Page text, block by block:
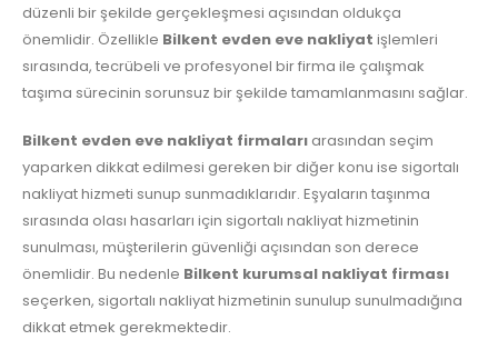
düzenli bir şekilde gerçekleşmesi açısından oldukça
önemlidir. Özellikle Bilkent evden eve nakliyat işlemleri
sırasında, tecrübeli ve profesyonel bir firma ile çalışmak
taşıma sürecinin sorunsuz bir şekilde tamamlanmasını sağlar.
Bilkent evden eve nakliyat firmaları arasından seçim
yaparken dikkat edilmesi gereken bir diğer konu ise sigortalı
nakliyat hizmeti sunup sunmadıklarıdır. Eşyaların taşınma
sırasında olası hasarları için sigortalı nakliyat hizmetinin
sunulması, müşterilerin güvenliği açısından son derece
önemlidir. Bu nedenle Bilkent kurumsal nakliyat firması
seçerken, sigortalı nakliyat hizmetinin sunulup sunulmadığına
dikkat etmek gerekmektedir.